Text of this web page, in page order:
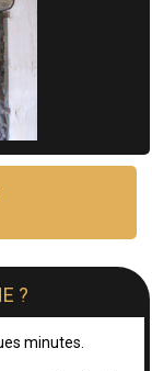
?
minutes.